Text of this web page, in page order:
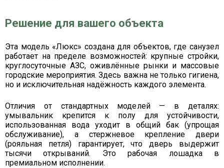
Решение для вашего объекта
Эта модель «Люкс» создана для объектов, где санузел
работает на пределе возможностей: крупные стройки,
круглосуточные АЗС, оживлённые рынки и массовые
городские мероприятия. Здесь важна не только гигиена,
но и исключительная надёжность каждого элемента.
Отличия от стандартных моделей — в деталях:
умывальник крепится к полу для устойчивости,
использованная вода уходит в общий бак (упрощая
обслуживание), а стержневое крепление двери
(рояльная петля)гарантирует, что дверь выдержит
тысячи открываний. Это рабочая лошадка в
премиальном исполнении.